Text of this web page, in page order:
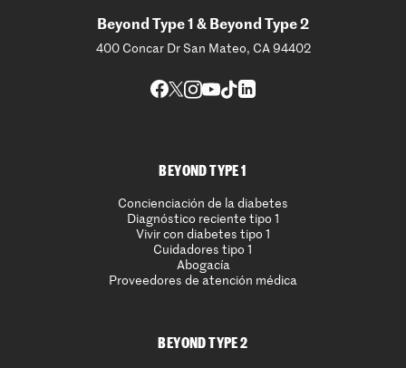
Beyond Type 1 & Beyond Type 2
400 Concar Dr San Mateo, CA 94402
BEYOND TYPE 1
Concienciación de la diabetes
Diagnóstico reciente tipo 1
Vivir con diabetes tipo 1
Cuidadores tipo 1
Abogacía
Proveedores de atención médica
BEYOND TYPE 2